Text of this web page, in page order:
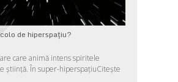
de hiperspaţiu?
care animă intens spiritele
ştiinţă. În super-hiperspaţiuCitește